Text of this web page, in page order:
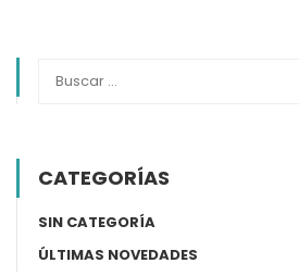
CATEGORÍAS
SIN CATEGORÍA
ÚLTIMAS NOVEDADES